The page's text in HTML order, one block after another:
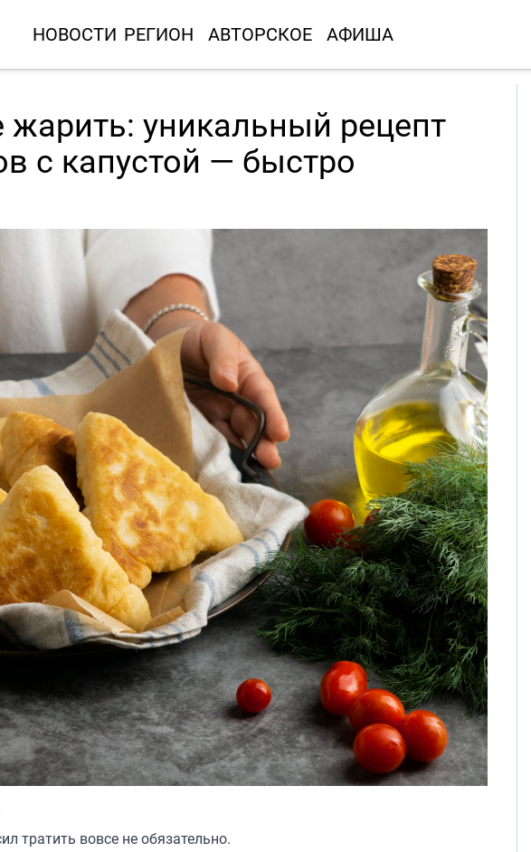
НОВОСТИ РЕГИОН АВТОРСКОЕ АФИША
жарить: уникальный рецепт
с капустой — быстро
тратить вовсе не обязательно.